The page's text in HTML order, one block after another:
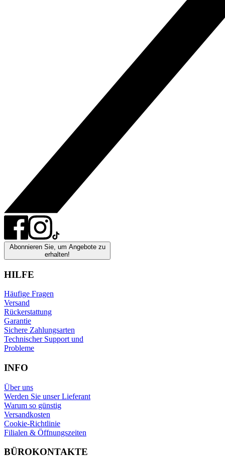
Abonnieren Sie, um Angebote zu
erhalten!
HILFE
Häufige Fragen
Versand
Rückerstattung
Garantie
Sichere Zahlungsarten
Technischer Support und
Probleme
INFO
Über uns
Werden Sie unser Lieferant
Warum so günstig
Versandkosten
Cookie-Richtlinie
Filialen & Öffnungszeiten
BÜROKONTAKTE